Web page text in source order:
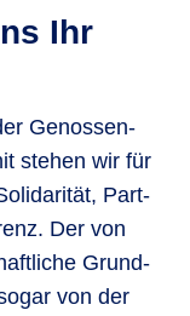
Ihr
Genos­sen­
stehen wir für
Part­
Der von
Grund­
von der